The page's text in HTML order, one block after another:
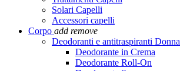
Solari Capelli
Accessori capelli
Corpo add remove
Deodoranti e antitraspiranti Donna
Deodorante in Crema
Deodorante Roll-On